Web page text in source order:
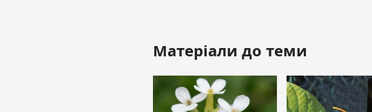
Матеріали до теми